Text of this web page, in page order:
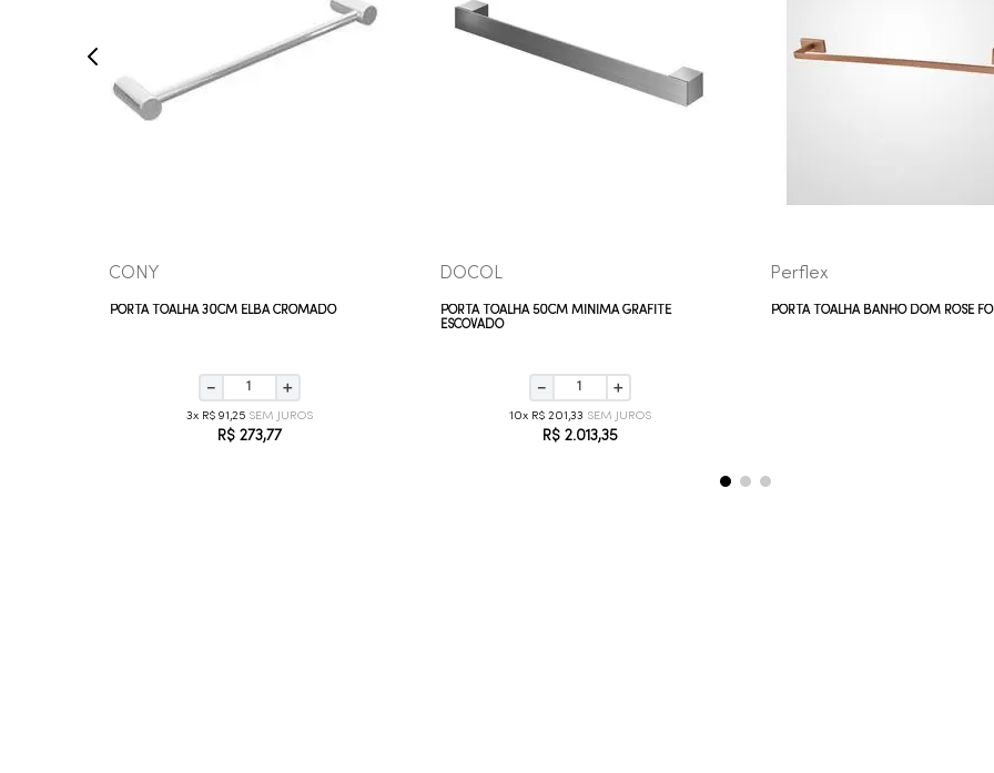
COMPRAR AGORA
CONY
PORTA TOALHA 30CM ELBA CROMADO
＋
－
3 R$ 91 ,25
R$ 273,77
COMPRAR AGORA
DOCOL
PORTA TOALHA 50CM MINIMA GRAFITE
ESCOVADO
＋
－
10 R$ 201 ,33
R$ 2.013,35
INDISPONÍVEL
Perflex
PORTA TOALHA BANHO DOM ROSE